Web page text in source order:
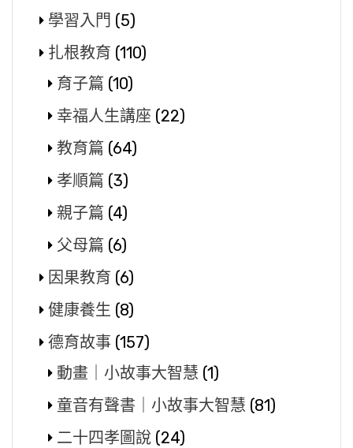
學習入門 (5)
扎根教育 (110)
育子篇 (10)
幸福人生講座 (22)
教育篇 (64)
孝順篇 (3)
親子篇 (4)
父母篇 (6)
因果教育 (6)
健康養生 (8)
德育故事 (157)
動畫｜小故事大智慧 (1)
童音有聲書｜小故事大智慧 (81)
二十四孝圖說 (24)